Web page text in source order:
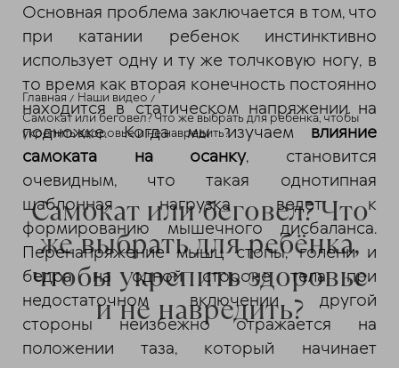
Главная
Наши видео
Самокат или беговел? Что же выбрать для ребёнка, чтобы
укрепить здоровье и не навредить?
Самокат или беговел? Что
же выбрать для ребёнка,
чтобы укрепить здоровье
и не навредить?
Основная проблема заключается в том, что
при катании ребенок инстинктивно
использует одну и ту же толчковую ногу, в
то время как вторая конечность постоянно
находится в статическом напряжении на
подножке. Когда мы изучаем влияние
самоката на осанку, становится
очевидным, что такая однотипная
шаблонная нагрузка ведет к
формированию мышечного дисбаланса.
Перенапряжение мышц стопы, голени и
бедра на одной стороне тела при
недостаточном включении другой
стороны неизбежно отражается на
положении таза, который начинает